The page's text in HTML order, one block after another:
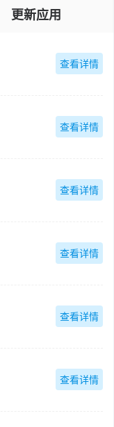
更新应用
查看详情
查看详情
查看详情
查看详情
查看详情
查看详情